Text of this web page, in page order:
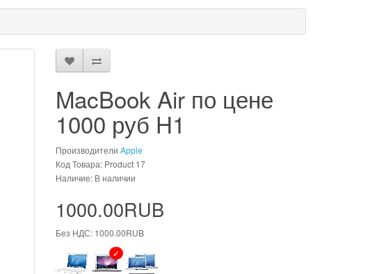
MacBook Air по цене
1000 руб H1
Производители Apple
Код Товара: Product 17
Наличие: В наличии
1000.00RUB
Без НДС: 1000.00RUB